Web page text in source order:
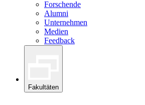
Forschende
Alumni
Unternehmen
Medien
Feedback
Fakultäten